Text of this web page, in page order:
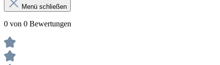
Menü schließen
0 von 0 Bewertungen